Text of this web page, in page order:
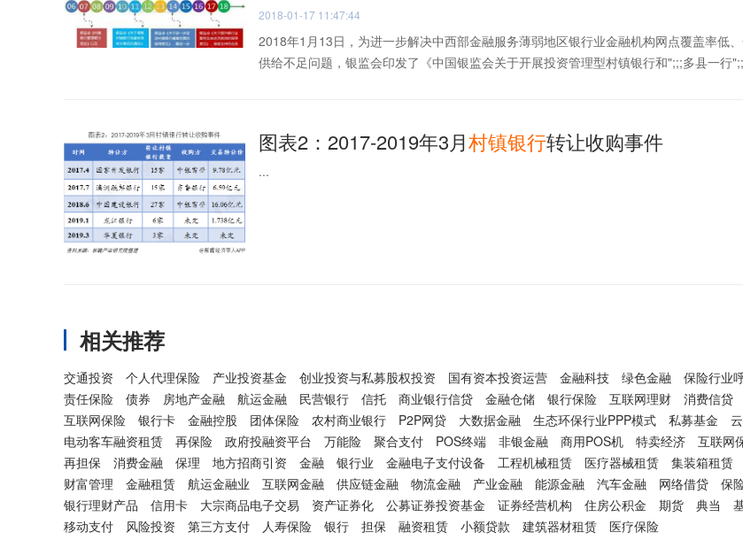
2018-01-17 11:47:44
2018年1月13日，为进一步解决中西部金融服务薄弱地区银行业金融机构网点覆盖率低
供给不足问题，银监会印发了《中国银监会关于开展投资管理型村镇银行和";;;多县一行
图表2：2017-2019年3月村镇银行转让收购事件
...
相关推荐
交通投资 个人代理保险 产业投资基金 创业投资与私募股权投资 国有资本投资运营 金融科技 绿色金融 保险行业
责任保险
债券 房地产金融 航运金融 民营银行 信托 商业银行信贷 金融仓储 银行保险 互联网理财 消费信贷
互联网保险
银行卡 金融控股 团体保险 农村商业银行 P2P网贷 大数据金融 生态环保行业PPP模式 私募基金
电动客车融资租赁
再保险 政府投融资平台 万能险 聚合支付 POS终端 非银金融 商用POS机 特卖经济 互联网
再担保
消费金融 保理 地方招商引资 金融 银行业 金融电子支付设备 工程机械租赁 医疗器械租赁 集装箱租赁
财富管理
金融租赁 航运金融业 互联网金融 供应链金融 物流金融 产业金融 能源金融 汽车金融 网络借贷 保
银行理财产品
信用卡 大宗商品电子交易 资产证券化 公募证券投资基金 证券经营机构 住房公积金 期货 典当
移动支付
风险投资 第三方支付 人寿保险 银行 担保 融资租赁 小额贷款 建筑器材租赁 医疗保险